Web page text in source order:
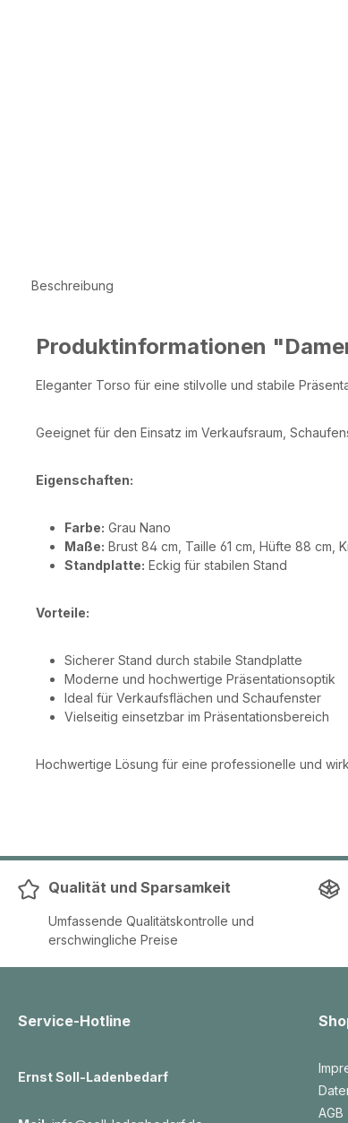
Beschreibung
Produktinformationen
Eleganter Torso für eine stilvolle und stabile
Geeignet für den Einsatz im Verkaufsraum,
Eigenschaften:
Farbe: Grau Nano
Maße: Brust 84 cm, Taille 61 cm, Hüfte 88 cm,
Standplatte: Eckig für stabilen Stand
Vorteile:
Sicherer Stand durch stabile Standplatte
Moderne und hochwertige Präsentationsoptik
Ideal für Verkaufsflächen und Schaufenster
Vielseitig einsetzbar im Präsentationsbereich
Hochwertige Lösung für eine professionelle und
Qualität und Sparsamkeit
Umfassende Qualitätskontrolle und
erschwingliche Preise
Service-Hotline
Ernst Soll-Ladenbedarf
AGB